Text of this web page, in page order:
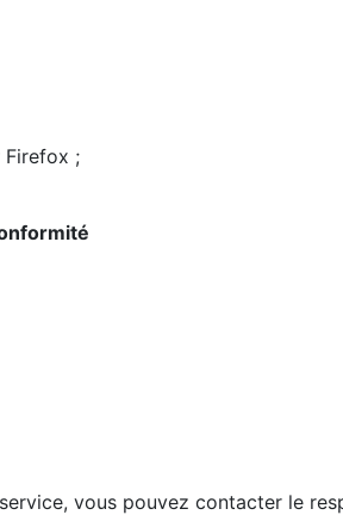
Firefox ;
vous pouvez contacter le